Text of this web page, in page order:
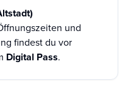
und
findest du vor
Digital Pass.